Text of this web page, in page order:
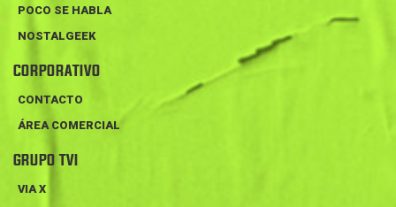
POCO SE HABLA
NOSTALGEEK
CORPORATIVO
CONTACTO
ÁREA COMERCIAL
GRUPO TVI
VIA X